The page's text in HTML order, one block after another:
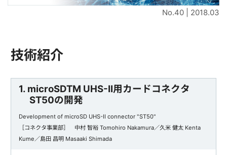
No.40 | 2018.03
技術紹介
1. microSDTM UHS-II用カードコネクタ
ST50の開発
Development of microSD UHS-II connector "ST50"
［コネクタ事業部］ 中村 智裕 Tomohiro Nakamura／久米 健太 Kenta
Kume／島田 昌明 Masaaki Shimada